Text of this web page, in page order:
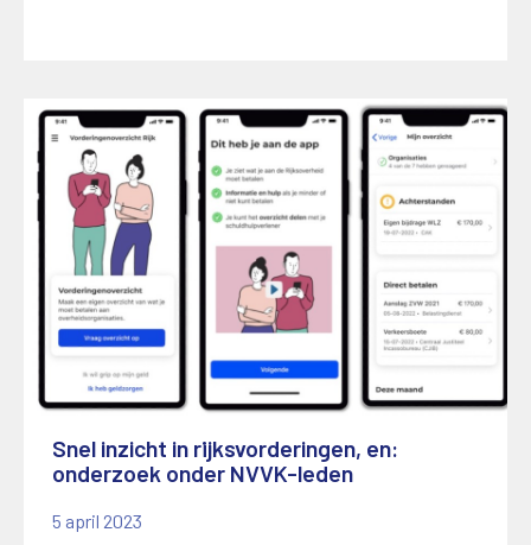
Snel inzicht in rijksvorderingen, en:
onderzoek onder NVVK-leden
5 april 2023